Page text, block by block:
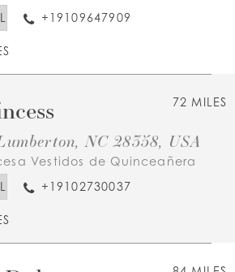
+19109647909
72 MILES
NC 28358, USA
Vestidos de Quinceañera
+19102730037